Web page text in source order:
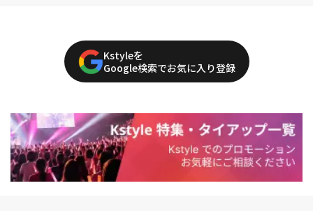
Kstyleを
Google検索でお気に入り登録